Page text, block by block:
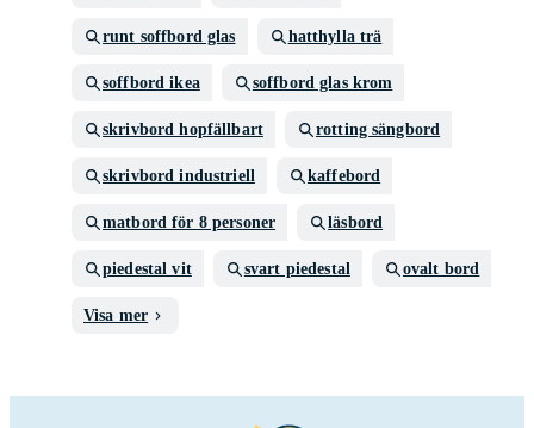
runt soffbord glas hatthylla trä
soffbord ikea soffbord glas krom
skrivbord hopfällbart rotting sängbord
skrivbord industriell kaffebord
matbord för 8 personer läsbord
piedestal vit svart piedestal ovalt bord
Visa mer